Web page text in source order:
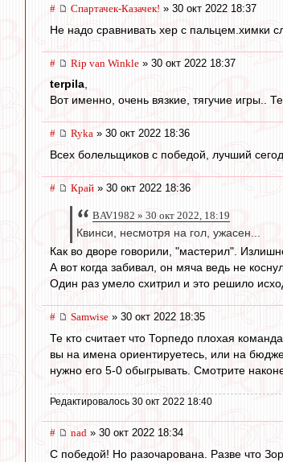
# Спартачек-Казачек! » 30 окт 2022 18:37
Не надо сравнивать хер с пальцем.химки
# Rip van Winkle » 30 окт 2022 18:37
terpila,
Вот именно, очень вязкие, тягучие игры..
# Ryka » 30 окт 2022 18:36
Всех болельщиков с победой, лучший
# Край » 30 окт 2022 18:36
BAV1982 » 30 окт 2022, 18:19
Квинси, несмотря на гол, ужасен...
Как во дворе говорили, "мастерил".
А вот когда забивал, он мяча ведь не
Один раз умело схитрил и это решило
# Samwise » 30 окт 2022 18:35
Те кто считает что Торпедо плохая команда,
вы на имена ориентируетесь, или на
нужно его 5-0 обыгрывать. Смотрите
Редактировалось 30 окт 2022 18:40
# nad » 30 окт 2022 18:34
С победой! Но разочарована. Разве что